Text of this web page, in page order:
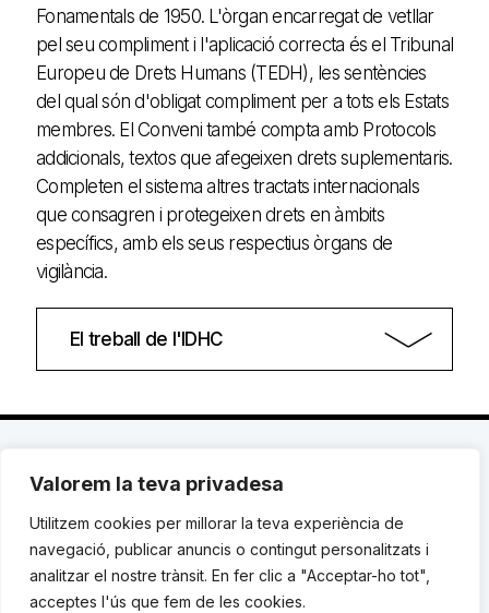
Valorem la teva privadesa
Utilitzem cookies per millorar la teva experiència de
navegació, publicar anuncis o contingut personalitzats i
analitzar el nostre trànsit. En fer clic a "Acceptar-ho tot",
acceptes l'ús que fem de les cookies.
Fonamentals de 1950. L'òrgan encarregat de vetllar
pel seu compliment i l'aplicació correcta és el Tribunal
Europeu de Drets Humans (TEDH), les sentències
del qual són d'obligat compliment per a tots els Estats
membres. El Conveni també compta amb Protocols
addicionals, textos que afegeixen drets suplementaris.
Completen el sistema altres tractats internacionals
que consagren i protegeixen drets en àmbits
específics, amb els seus respectius òrgans de
vigilància.
El treball de l'IDHC
C. Avinyó 44, 2n | 08002 Barcelona |
119 03 72|institut@idhc.org
© Institut de Drets Humans de Catalunya.